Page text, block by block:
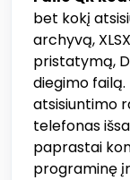
bet kokį
archyvą,
pristatymą,
diegimo
atsisiuntimo
telefonas
paprastai
programinę